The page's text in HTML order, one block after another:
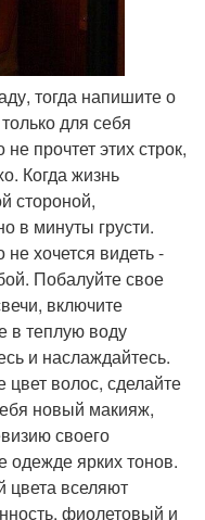
тогда напишите о
для себя
прочтет этих строк,
Когда жизнь
стороной,
в минуты грусти.
хочется видеть -
Побалуйте свое
включите
в теплую воду
и наслаждайтесь.
волос, сделайте
новый макияж,
своего
одежде ярких тонов.
цвета вселяют
фиолетовый и